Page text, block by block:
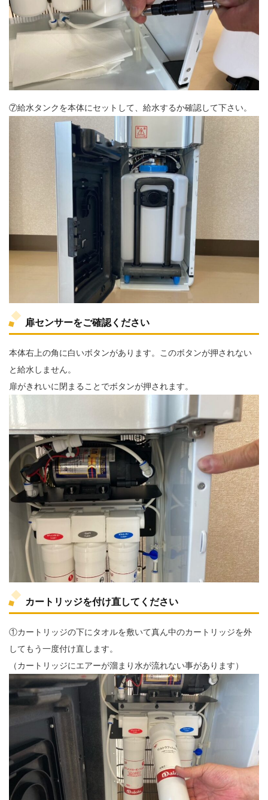
⑦給水タンクを本体にセットして、給水するか確認して下さい。
扉センサーをご確認ください
本体右上の角に白いボタンがあります。このボタンが押されない
と給水しません。
扉がきれいに閉まることでボタンが押されます。
カートリッジを付け直してください
①カートリッジの下にタオルを敷いて真ん中のカートリッジを外
してもう一度付け直します。
（カートリッジにエアーが溜まり水が流れない事があります）